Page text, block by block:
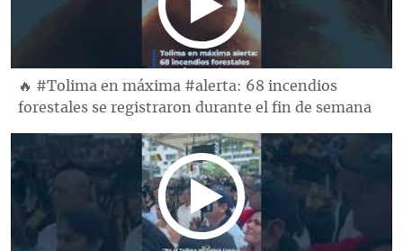
🔥 #Tolima en máxima #alerta: 68 incendios
forestales se registraron durante el fin de semana